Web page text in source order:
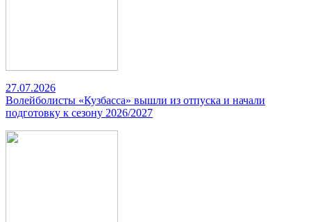
27.07.2026
Волейболисты «Кузбасса» вышли из отпуска и начали
подготовку к сезону 2026/2027